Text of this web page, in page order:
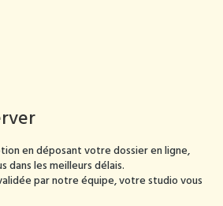
en déposant votre dossier en ligne,
dans les meilleurs délais.
par notre équipe, votre studio vous